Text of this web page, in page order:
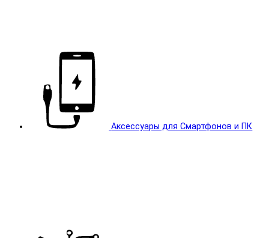
Аксессуары для Смартфонов и ПК